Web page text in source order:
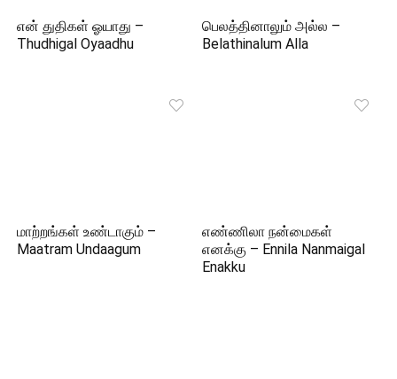
என் துதிகள் ஓயாது –
Thudhigal Oyaadhu
பெலத்தினாலும் அல்ல –
Belathinalum Alla
மாற்றங்கள் உண்டாகும் –
Maatram Undaagum
எண்ணிலா நன்மைகள்
எனக்கு – Ennila Nanmaigal
Enakku